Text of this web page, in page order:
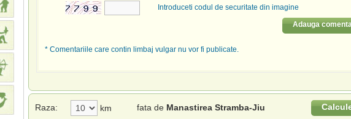
Introduceti codul de securitate din imagine
Adauga
* Comentariile care contin limbaj vulgar nu vor fi publicate.
Raza: km fata de Manastirea Stramba-Jiu